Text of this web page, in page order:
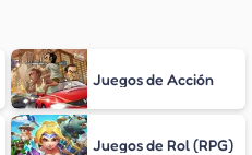
Juegos de Acción
Juegos de Rol (RPG)